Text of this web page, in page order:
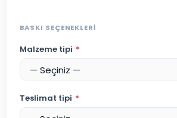
BASKI SEÇENEKLERI
Malzeme tipi *
Teslimat tipi *